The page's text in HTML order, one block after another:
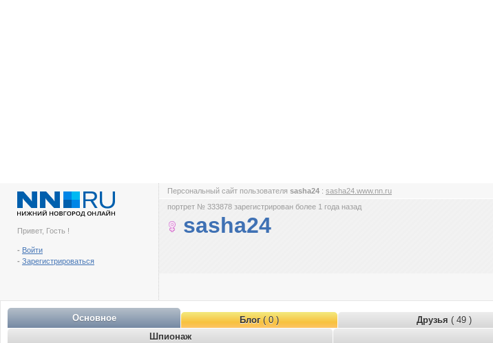
Привет, Гость !
- Войти
- Зарегистрироваться
Персональный сайт пользователя sasha24 : sasha24.www.nn.ru
портрет № 333878 зарегистрирован более 1 года назад
sasha24
Основное Блог( 0 ) Друзья ( 49 )
Шпионаж